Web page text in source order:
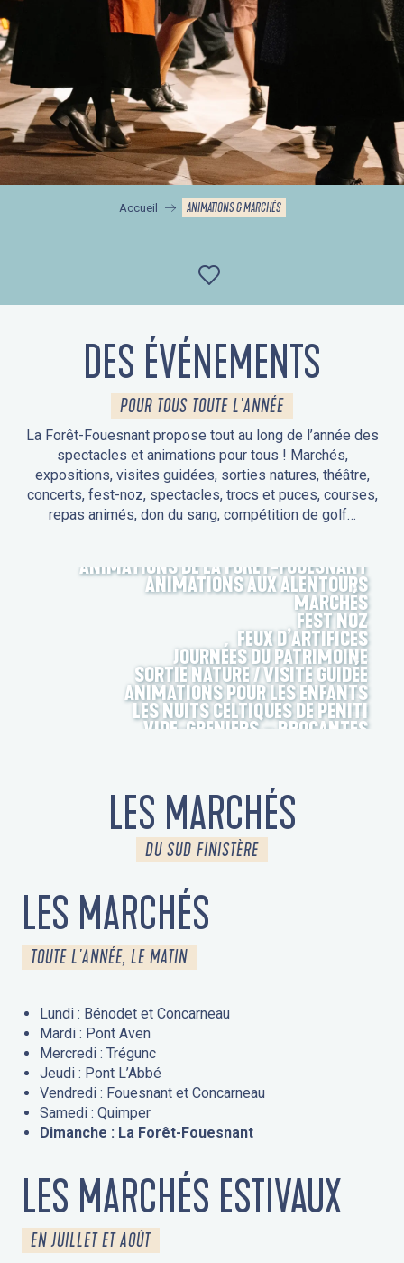
Accueil ANIMATIONS & MARCHÉS
Ajouter aux
DES ÉVÉNEMENTS
POUR TOUS TOUTE L'ANNÉE
La Forêt-Fouesnant propose tout au long de l’année des
spectacles et animations pour tous ! Marchés,
expositions, visites guidées, sorties natures, théâtre,
concerts, fest-noz, spectacles, trocs et puces, courses,
repas animés, don du sang, compétition de golf…
ANIMATIONS DE LA FORÊT-FOUESNANT
ANIMATIONS AUX ALENTOURS
MARCHÉS
FEST NOZ
FEUX D’ARTIFICES
JOURNÉES DU PATRIMOINE
SORTIE NATURE / VISITE GUIDÉE
ANIMATIONS POUR LES ENFANTS
LES NUITS CELTIQUES DE PENITI
VIDE-GRENIERS – BROCANTES
LES MARCHÉS
DU SUD FINISTÈRE
LES MARCHÉS
TOUTE L'ANNÉE, LE MATIN
Lundi : Bénodet et Concarneau
Mardi : Pont Aven
Mercredi : Trégunc
Jeudi : Pont L’Abbé
Vendredi : Fouesnant et Concarneau
Samedi : Quimper
Dimanche : La Forêt-Fouesnant
LES MARCHÉS ESTIVAUX
EN JUILLET ET AOÛT